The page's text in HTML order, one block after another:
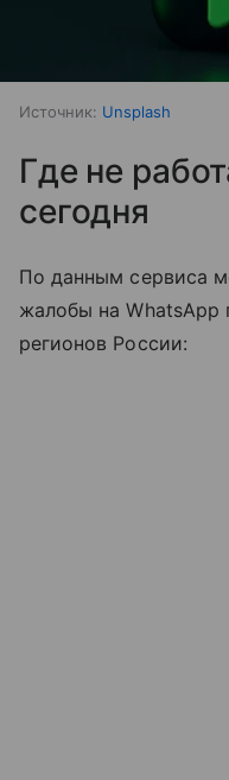
Источник: Unsplash
Где не
сегодня
По данным сервиса
жалобы на WhatsApp
регионов России: